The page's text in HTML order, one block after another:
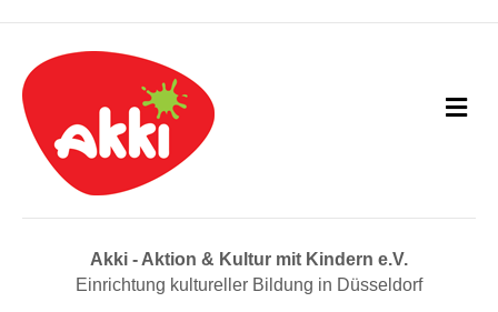
Akki - Aktion & Kultur mit Kindern e.V.
Einrichtung kultureller Bildung in Düsseldorf
N
a
a